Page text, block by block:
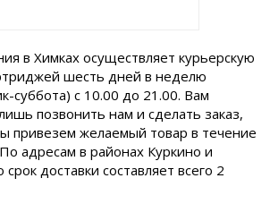
в Химках осуществляет курьерскую
шесть дней в неделю
суббота) с 10.00 до 21.00. Вам
позвонить нам и сделать заказ,
привезем желаемый товар в течение
адресам в районах Куркино и
доставки составляет всего 2